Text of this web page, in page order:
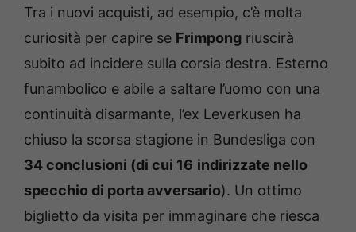
Tra i nuovi acquisti, ad esempio, c’è molta
curiosità per capire se Frimpong riuscirà
subito ad incidere sulla corsia destra. Esterno
funambolico e abile a saltare l’uomo con una
continuità disarmante, l’ex Leverkusen ha
chiuso la scorsa stagione in Bundesliga con
34 conclusioni (di cui 16 indirizzate nello
specchio di porta avversario). Un ottimo
biglietto da visita per immaginare che riesca